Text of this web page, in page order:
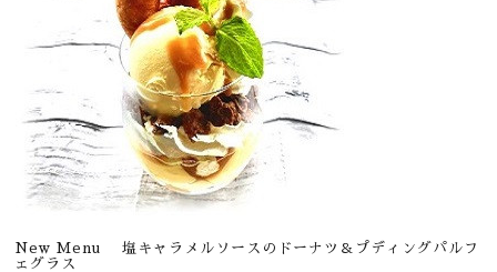
New Menu 塩キャラメルソースのドーナツ＆プディングパルフ
ェグラス